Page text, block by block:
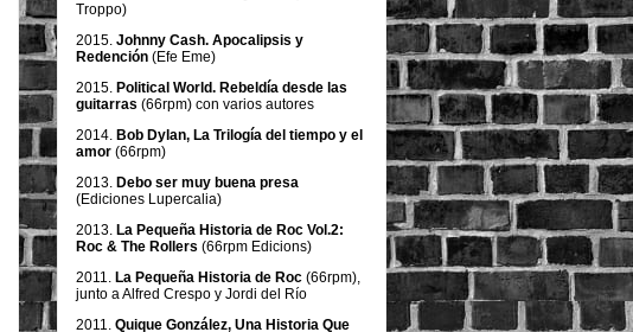
Troppo)
2015. Johnny Cash. Apocalipsis y
Redención (Efe Eme)
2015. Political World. Rebeldía desde las
guitarras (66rpm) con varios autores
2014. Bob Dylan, La Trilogía del tiempo y el
amor (66rpm)
2013. Debo ser muy buena presa
(Ediciones Lupercalia)
2013. La Pequeña Historia de Roc Vol.2:
Roc & The Rollers (66rpm Edicions)
2011. La Pequeña Historia de Roc (66rpm),
junto a Alfred Crespo y Jordi del Río
2011. Quique González, Una Historia Que